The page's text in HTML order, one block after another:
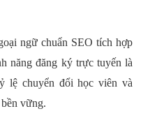
ngữ chuẩn SEO tích hợp
năng đăng ký trực tuyến là
lệ chuyển đổi học viên và
vững.